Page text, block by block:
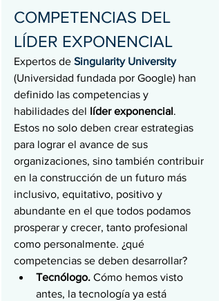
COMPETENCIAS DEL
LÍDER EXPONENCIAL
Expertos de Singularity University
(Universidad fundada por Google) han
definido las competencias y
habilidades del líder exponencial.
Estos no solo deben crear estrategias
para lograr el avance de sus
organizaciones, sino también contribuir
en la construcción de un futuro más
inclusivo, equitativo, positivo y
abundante en el que todos podamos
prosperar y crecer, tanto profesional
como personalmente. ¿qué
competencias se deben desarrollar?
Tecnólogo. Cómo hemos visto
antes, la tecnología ya está